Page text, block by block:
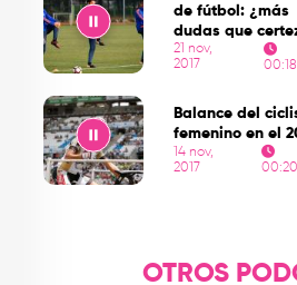
de fútbol: ¿más
dudas que
21 nov,
2017
Balance del
femenino en el
14 nov,
2017
OTROS